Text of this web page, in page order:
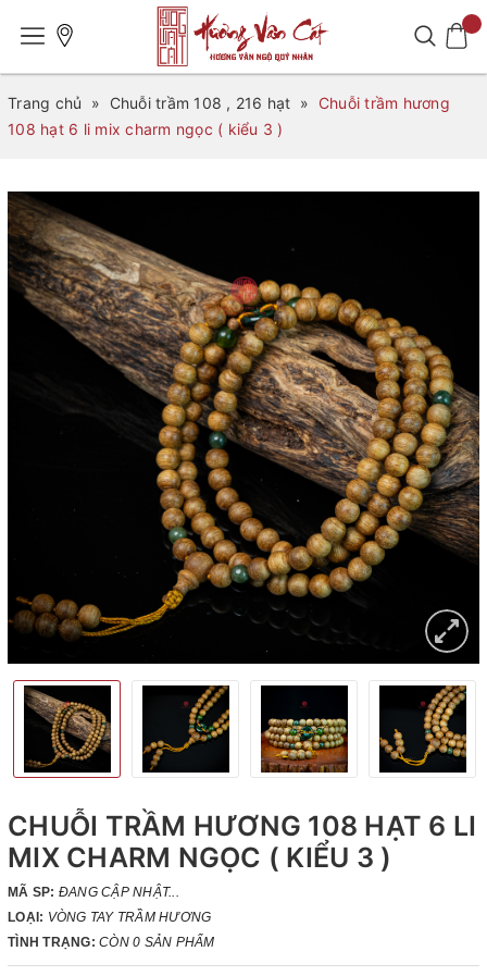
Trang chủ » Chuỗi trầm 108 , 216 hạt »
Chuỗi trầm hương
108 hạt 6 li mix charm ngọc ( kiểu 3 )
CHUỖI TRẦM HƯƠNG 108 HẠT 6 LI
MIX CHARM NGỌC ( KIỂU 3 )
MÃ SP: ĐANG CẬP NHẬT...
LOẠI: VÒNG TAY TRẦM HƯƠNG
TÌNH TRẠNG: CÒN 0 SẢN PHẨM